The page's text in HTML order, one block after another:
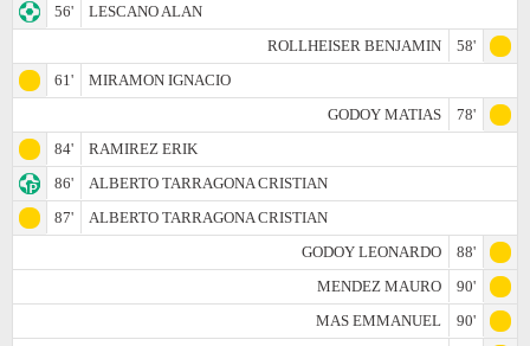
56'
LESCANO ALAN
ROLLHEISER BENJAMIN
58'
61'
MIRAMON IGNACIO
GODOY MATIAS
78'
84'
RAMIREZ ERIK
86'
ALBERTO TARRAGONA CRISTIAN
87'
ALBERTO TARRAGONA CRISTIAN
GODOY LEONARDO
88'
MENDEZ MAURO
90'
MAS EMMANUEL
90'